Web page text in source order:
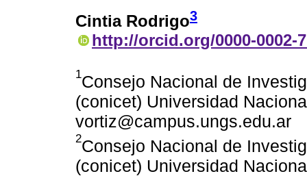
Cintia Rodrigo3
http://orcid.org/0000-0002-
1Consejo Nacional de
(conicet) Universidad
vortiz@campus.ungs.edu.ar
2Consejo Nacional de
(conicet) Universidad